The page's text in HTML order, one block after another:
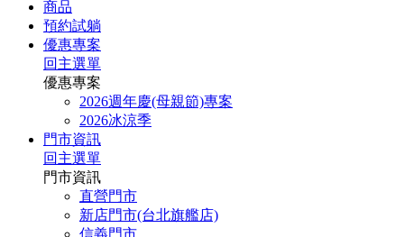
商品
預約試躺
優惠專案
回主選單
優惠專案
2026週年慶(母親節)專案
2026冰涼季
門市資訊
回主選單
門市資訊
直營門市
新店門市(台北旗艦店)
信義門市